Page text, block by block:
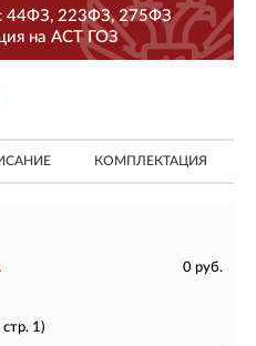
44ФЗ, 223ФЗ, 275ФЗ
на АСТ ГОЗ
КОМПЛЕКТАЦИЯ
0 руб.
1)